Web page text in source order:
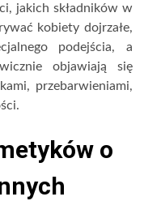
jakich składników w
kobiety dojrzałe,
podejścia, a
objawiają się
przebarwieniami,
o